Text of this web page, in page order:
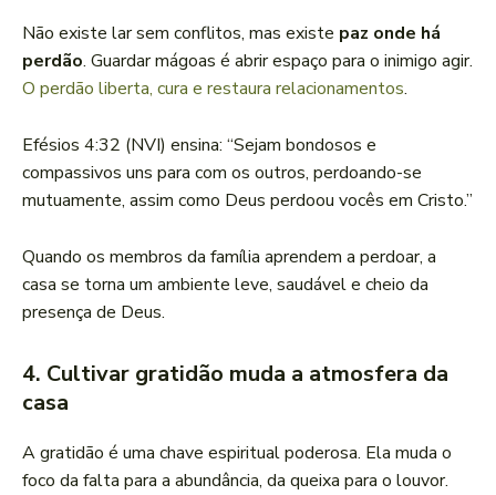
Não existe lar sem conflitos, mas existe paz onde há
perdão. Guardar mágoas é abrir espaço para o inimigo agir.
O perdão liberta, cura e restaura relacionamentos.
Efésios 4:32 (NVI) ensina: “Sejam bondosos e
compassivos uns para com os outros, perdoando-se
mutuamente, assim como Deus perdoou vocês em Cristo.”
Quando os membros da família aprendem a perdoar, a
casa se torna um ambiente leve, saudável e cheio da
presença de Deus.
4. Cultivar gratidão muda a atmosfera da
casa
A gratidão é uma chave espiritual poderosa. Ela muda o
foco da falta para a abundância, da queixa para o louvor.